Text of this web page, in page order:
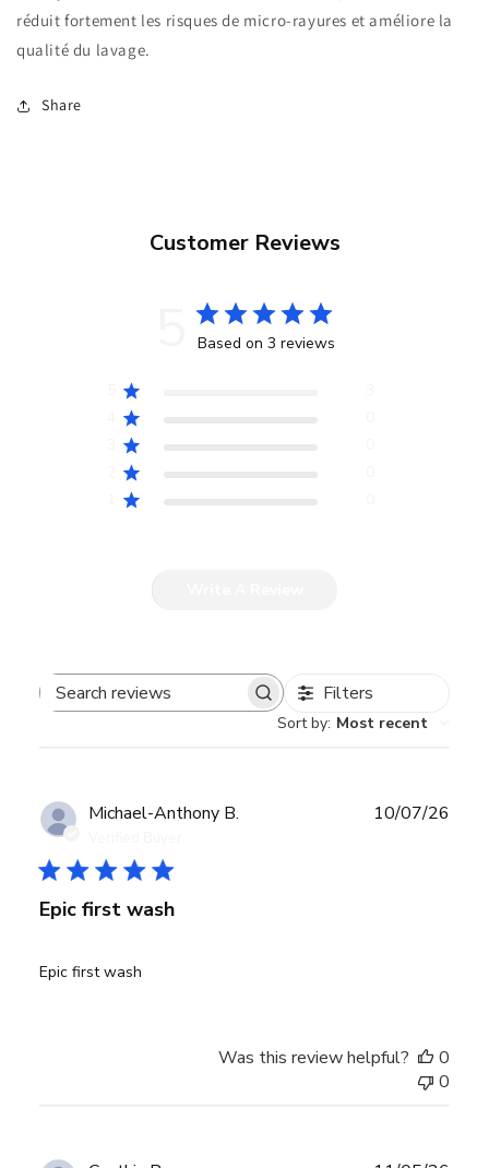
réduit fortement les risques de micro-rayures et améliore la
qualité du lavage.
Share
Customer Reviews
Based on 3 reviews
Search
Filters
Sort by: Most recent
Michael-Anthony B.
Epic first wash
Epic first wash
10/07/26
Was this review helpful?
0
0